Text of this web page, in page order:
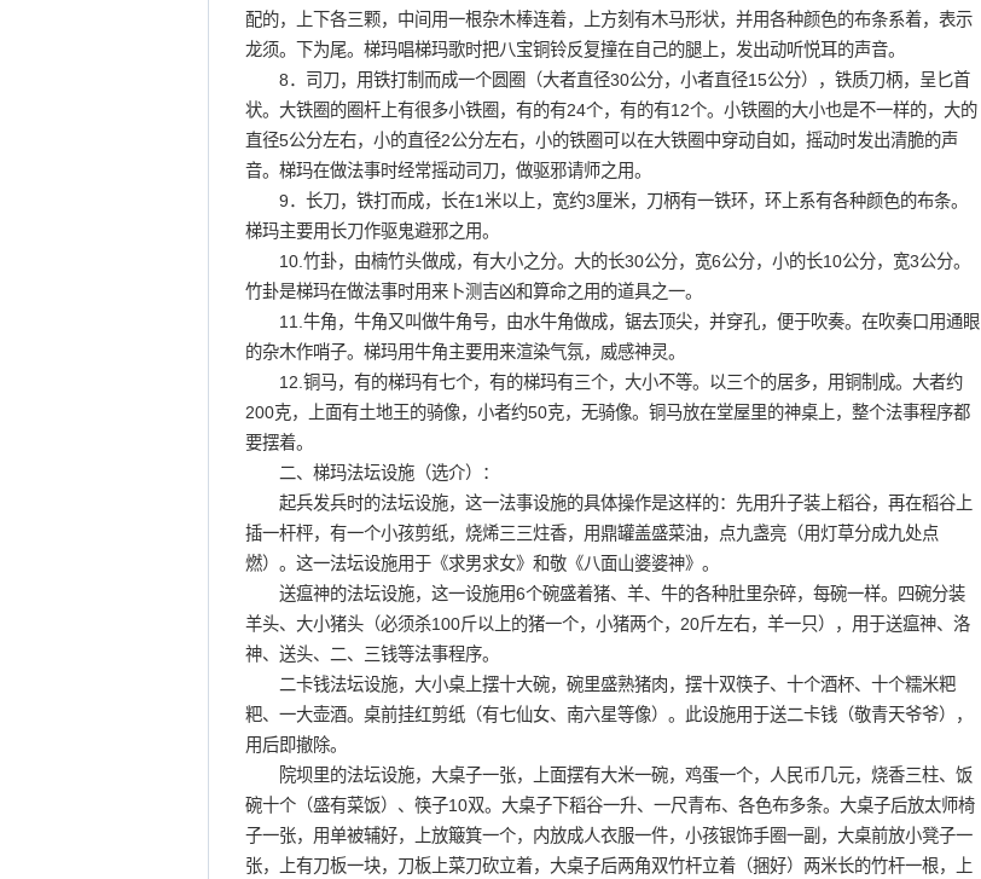
配的，上下各三颗，中间用一根杂木棒连着，上方刻有木马形状，并用各种颜色的布条系着，表示
龙须。下为尾。梯玛唱梯玛歌时把八宝铜铃反复撞在自己的腿上，发出动听悦耳的声音。
8．司刀，用铁打制而成一个圆圈（大者直径30公分，小者直径15公分），铁质刀柄，呈匕首
状。大铁圈的圈杆上有很多小铁圈，有的有24个，有的有12个。小铁圈的大小也是不一样的，大的
直径5公分左右，小的直径2公分左右，小的铁圈可以在大铁圈中穿动自如，摇动时发出清脆的声
音。梯玛在做法事时经常摇动司刀，做驱邪请师之用。
9．长刀，铁打而成，长在1米以上，宽约3厘米，刀柄有一铁环，环上系有各种颜色的布条。
梯玛主要用长刀作驱鬼避邪之用。
10.竹卦，由楠竹头做成，有大小之分。大的长30公分，宽6公分，小的长10公分，宽3公分。
竹卦是梯玛在做法事时用来卜测吉凶和算命之用的道具之一。
11.牛角，牛角又叫做牛角号，由水牛角做成，锯去顶尖，并穿孔，便于吹奏。在吹奏口用通眼
的杂木作哨子。梯玛用牛角主要用来渲染气氛，威感神灵。
12.铜马，有的梯玛有七个，有的梯玛有三个，大小不等。以三个的居多，用铜制成。大者约
200克，上面有土地王的骑像，小者约50克，无骑像。铜马放在堂屋里的神桌上，整个法事程序都
要摆着。
二、梯玛法坛设施（选介）：
起兵发兵时的法坛设施，这一法事设施的具体操作是这样的：先用升子装上稻谷，再在稻谷上
插一杆枰，有一个小孩剪纸，烧烯三三炷香，用鼎罐盖盛菜油，点九盏亮（用灯草分成九处点
燃）。这一法坛设施用于《求男求女》和敬《八面山婆婆神》。
送瘟神的法坛设施，这一设施用6个碗盛着猪、羊、牛的各种肚里杂碎，每碗一样。四碗分装
羊头、大小猪头（必须杀100斤以上的猪一个，小猪两个，20斤左右，羊一只），用于送瘟神、洛
神、送头、二、三钱等法事程序。
二卡钱法坛设施，大小桌上摆十大碗，碗里盛熟猪肉，摆十双筷子、十个酒杯、十个糯米粑
粑、一大壶酒。桌前挂红剪纸（有七仙女、南六星等像）。此设施用于送二卡钱（敬青天爷爷），
用后即撤除。
院坝里的法坛设施，大桌子一张，上面摆有大米一碗，鸡蛋一个，人民币几元，烧香三柱、饭
碗十个（盛有菜饭）、筷子10双。大桌子下稻谷一升、一尺青布、各色布多条。大桌子后放太师椅
子一张，用单被辅好，上放簸箕一个，内放成人衣服一件，小孩银饰手圈一副，大桌前放小凳子一
张，上有刀板一块，刀板上菜刀砍立着，大桌子后两角双竹杆立着（捆好）两米长的竹杆一根，上